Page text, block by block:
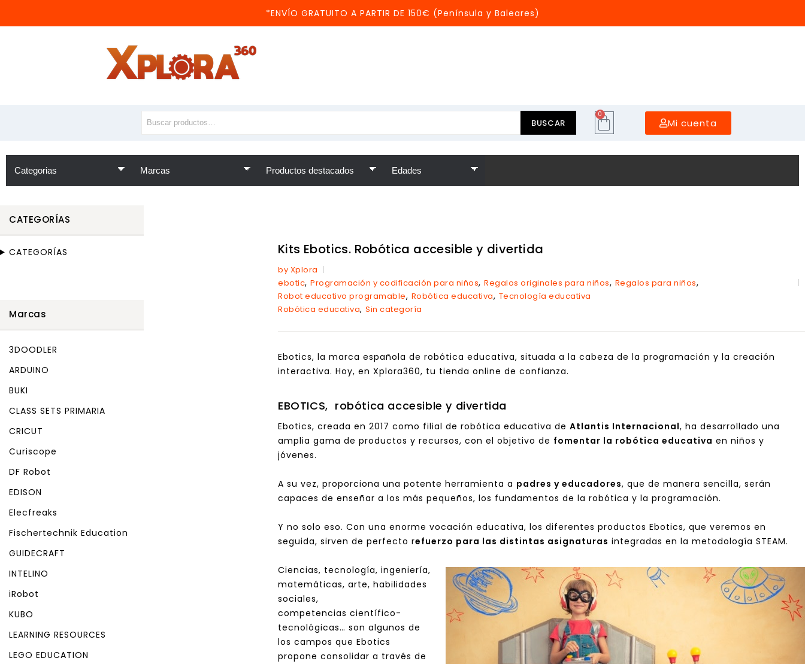
*ENVÍO GRATUITO A PARTIR DE 150€ (Península y Baleares)
BUSCAR
0
Mi cuenta
Kits Ebotics. Robótica accesible y divertida
by Xplora
ebotic, Programación y codificación para niños, Regalos originales para niños, Regalos para niños,
Robot educativo programable, Robótica educativa, Tecnología educativa
Robótica educativa, Sin categoría
Ebotics, la marca española de robótica educativa, situada a la cabeza de la programación y la creación
interactiva. Hoy, en Xplora360, tu tienda online de confianza.
EBOTICS, robótica accesible y divertida
Ebotics, creada en 2017 como filial de robótica educativa de Atlantis Internacional, ha desarrollado una
amplia gama de productos y recursos, con el objetivo de fomentar la robótica educativa en niños y
jóvenes.
A su vez, proporciona una potente herramienta a padres y educadores, que de manera sencilla, serán
capaces de enseñar a los más pequeños, los fundamentos de la robótica y la programación.
Y no solo eso. Con una enorme vocación educativa, los diferentes productos Ebotics, que veremos en
seguida, sirven de perfecto refuerzo para las distintas asignaturas integradas en la metodología STEAM.
Ciencias, tecnología, ingeniería,
matemáticas, arte, habilidades
sociales,
competencias científico-
tecnológicas… son algunos de
los campos que Ebotics
propone consolidar a través de
CATEGORÍAS
CATEGORÍAS
Marcas
3DOODLER
ARDUINO
BUKI
CLASS SETS PRIMARIA
CRICUT
Curiscope
DF Robot
EDISON
Elecfreaks
Fischertechnik Education
GUIDECRAFT
INTELINO
iRobot
KUBO
LEARNING RESOURCES
LEGO EDUCATION